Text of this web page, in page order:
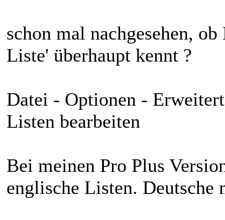
schon mal nachgesehen,
Liste' überhaupt kennt ?
Datei - Optionen -
Listen bearbeiten
Bei meinen Pro Plus
englische Listen. Deutsche